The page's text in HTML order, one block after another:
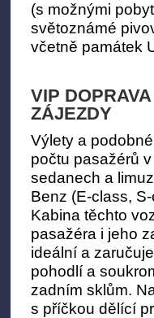
(s možnými
světoznámé
včetně památek
VIP
ZÁJEZDY
Výlety a
počtu pasažérů
sedanech a
Benz (E-class,
Kabina těchto
pasažéra i jeho
ideální a
pohodlí a
zadním sklům.
s příčkou dělící